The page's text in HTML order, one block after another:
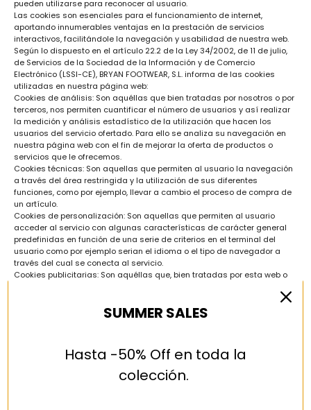
pueden utilizarse para reconocer al usuario.
Las cookies son esenciales para el funcionamiento de internet,
aportando innumerables ventajas en la prestación de servicios
interactivos, facilitándole la navegación y usabilidad de nuestra web.
Según lo dispuesto en el artículo 22.2 de la Ley 34/2002, de 11 de julio,
de Servicios de la Sociedad de la Información y de Comercio
Electrónico (LSSI-CE), BRYAN FOOTWEAR, S.L. informa de las cookies
utilizadas en nuestra página web:
Cookies de análisis: Son aquéllas que bien tratadas por nosotros o por
terceros, nos permiten cuantificar el número de usuarios y así realizar
la medición y análisis estadístico de la utilización que hacen los
usuarios del servicio ofertado. Para ello se analiza su navegación en
nuestra página web con el fin de mejorar la oferta de productos o
servicios que le ofrecemos.
Cookies técnicas: Son aquellas que permiten al usuario la navegación
a través del área restringida y la utilización de sus diferentes
funciones, como por ejemplo, llevar a cambio el proceso de compra de
un artículo.
Cookies de personalización: Son aquellas que permiten al usuario
acceder al servicio con algunas características de carácter general
predefinidas en función de una serie de criterios en el terminal del
usuario como por ejemplo serian el idioma o el tipo de navegador a
través del cual se conecta al servicio.
Cookies publicitarias: Son aquéllas que, bien tratadas por esta web o
adecuando el contenido del anuncio al contenido del servicio
Cookies de publicidad comportamental: Son aquellas que permiten la
gestión, de la forma más eficaz posible, de los espacios publicitarios
que, en su caso, el editor haya incluido en una página web, aplicación o
SUMMER SALES
Hasta -50% Off en toda la
colección.